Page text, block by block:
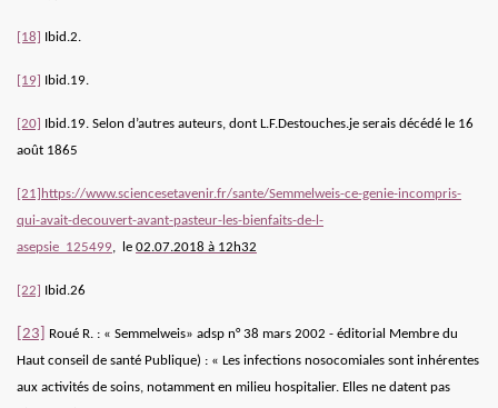
[18] Ibid.2.
[19] Ibid.19.
[20]
Ibid.19. Selon d’autres auteurs, dont L.F.Destouches.je serais décédé le 16
août 1865
[21] https://www.sciencesetavenir.fr/sante/Semmelweis-ce-genie-incompris-
qui-avait-decouvert-avant-pasteur-les-bienfaits-de-l-
asepsie_125499, le 02.07.2018 à 12h32
[22] Ibid.26
[23] Roué R. : « Semmelweis» adsp n° 38 mars 2002 - éditorial Membre du
Haut conseil de santé Publique) : « Les infections nosocomiales sont inhérentes
aux activités de soins, notamment en milieu hospitalier. Elles ne datent pas